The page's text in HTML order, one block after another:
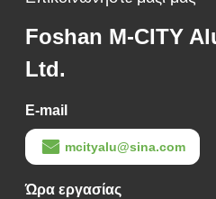
Foshan M-CITY
Ltd.
E-mail
mcityalu@sina.com
Ώρα εργασίας